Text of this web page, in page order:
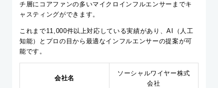
チ層にコアファンの多いマイクロインフルエンサーまでキ
ャスティングができます。
これまで11,000件以上対応している実績があり、AI（人工
知能）とプロの目から最適なインフルエンサーの提案が可
能です。
会社名
ソーシャルワイヤー株式
会社